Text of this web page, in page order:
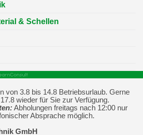
& Schellen
von 3.8 bis 14.8 Betriebsurlaub. Gerne
wieder für Sie zur Verfügung.
Abholungen freitags nach 12:00 nur
Absprache möglich.
GmbH